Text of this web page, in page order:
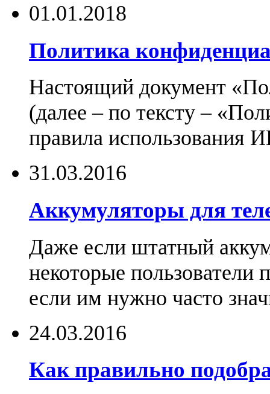
01.01.2018
Политика
Настоящий документ
(далее – по тексту –
правила использования
31.03.2016
Аккумуляторы для
Даже если штатный
некоторые пользователи
если им нужно часто
24.03.2016
Как правильно